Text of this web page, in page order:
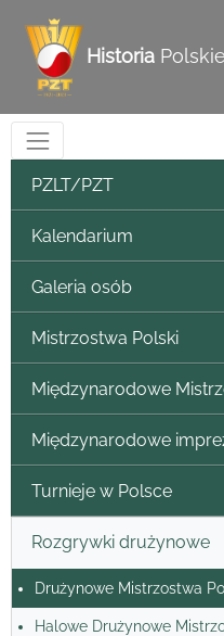
Historia
PZLT/PZT
Kalendarium
Galeria osób
Mistrzostwa Polski
Międzynarodowe
Międzynarodowe
Turnieje w Polsce
Rozgrywki drużynowe
Drużynowe Mistrzostwa
Halowe Drużynowe